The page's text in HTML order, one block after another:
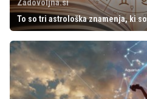
Zadovoljna.si
To so tri astrološka znamenja, ki